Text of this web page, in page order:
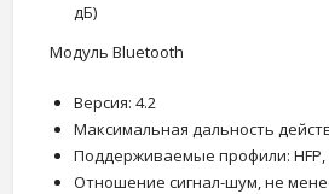
дБ)
Модуль Bluetooth
Версия: 4.2
Максимальная дальность
Поддерживаемые профили: HFP,
Отношение сигнал-шум, не